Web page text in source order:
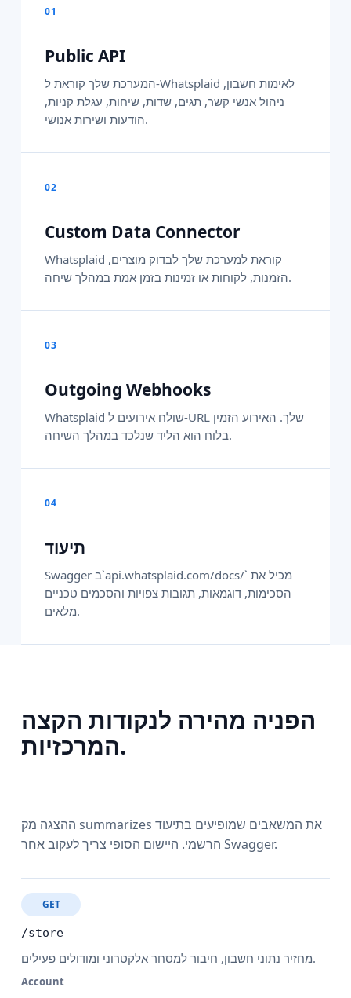
01
Public API
המערכת שלך קוראת ל-Whatsplaid לאימות חשבון,
ניהול אנשי קשר, תגים, שדות, שיחות, עגלת קניות,
הודעות ושירות אנושי.
02
Custom Data Connector
Whatsplaid קוראת למערכת שלך לבדוק מוצרים,
הזמנות, לקוחות או זמינות בזמן אמת במהלך שיחה.
03
Outgoing Webhooks
Whatsplaid שולח אירועים ל-URL שלך. האירוע הזמין
בלוח הוא הליד שנלכד במהלך השיחה.
04
תיעוד
Swagger ב`api.whatsplaid.com/docs/` מכיל את
הסכימות, דוגמאות, תגובות צפויות והסכמים טכניים
מלאים.
הפניה מהירה לנקודות הקצה
המרכזיות.
ההצגה מק summarizes את המשאבים שמופיעים בתיעוד
הרשמי. היישום הסופי צריך לעקוב אחר Swagger.
GET
/store
מחזיר נתוני חשבון, חיבור למסחר אלקטרוני ומודולים פעילים.
Account